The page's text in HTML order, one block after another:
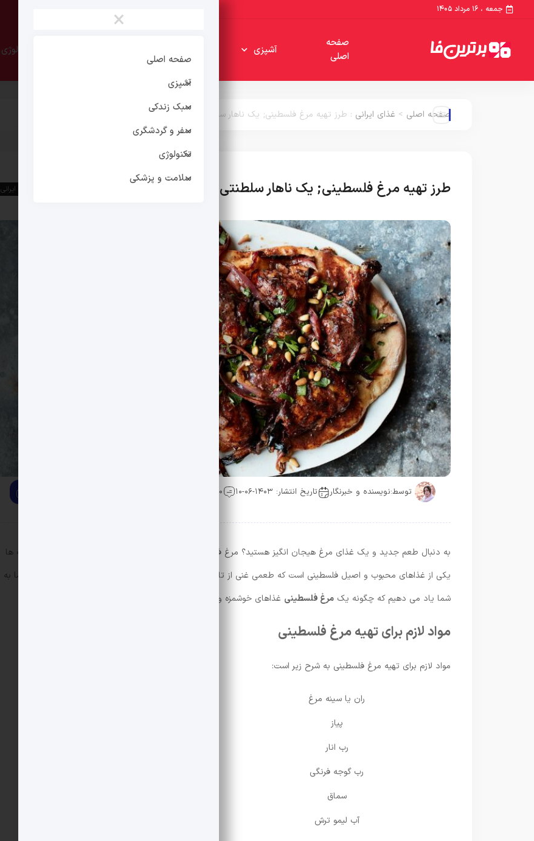
جمعه ، ۱۶ مرداد ۱۴۰۵
صفحه
اصلی
آشپزی تکنولوژی
×
صفحه اصلی
آشپزی
سبک زندکی
سفر و گردشگری
تکنولوژی
سلامت و پزشکی
صفحه اصلی > غذای ایرانی : طرز تهیه مرغ فلسطینی; یک ناهار سلطنتی با طعم اصیل عربی
طرز تهیه مرغ فلسطینی; یک ناهار سلطنتی با طعم اصیل عربی غذای ایرانی
توسط:نویسنده و خبرنگار تاریخ انتشار: ۱۴۰۳-۰۶-۱۰ 0 دیدگاه
به دنبال طعم جدید و یک غذای مرغ هیجان انگیز هستید؟ مرغ فلسطینی با طعم ترش و شیرین سماق و عطر مطبوع ادویه ها
یکی از غذاهای محبوب و اصیل فلسطینی است که طعمی غنی از تاریخ و فرهنگ این منطقه دارد. در این مقاله از
ما به
شما یاد می دهیم که چگونه یک مرغ فلسطینی غذاهای خوشمزه و اصیل را در خانه تهیه کنید.
مواد لازم برای تهیه مرغ فلسطینی
مواد لازم برای تهیه مرغ فلسطینی به شرح زیر است:
ران یا سینه مرغ
پیاز
رب انار
رب گوجه فرنگی
سماق
آب لیمو ترش